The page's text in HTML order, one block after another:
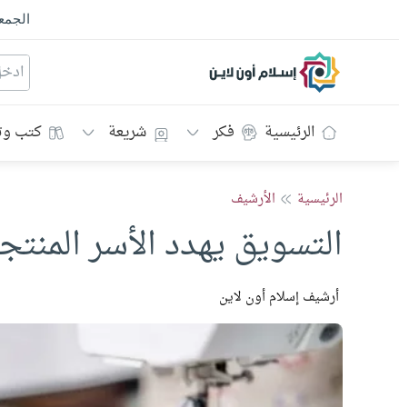
إسلام أون لاين
الرئيسية فكر شريعة كتب
الرئيسية الأرشيف
التسويق يهدد الأسر
أرشيف إسلام أون لاين